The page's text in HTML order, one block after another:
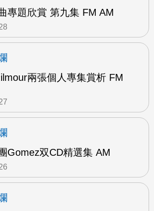
專題欣賞 第九集 FM AM
兩張個人專集賞析 FM
Gomez双CD精選集 AM